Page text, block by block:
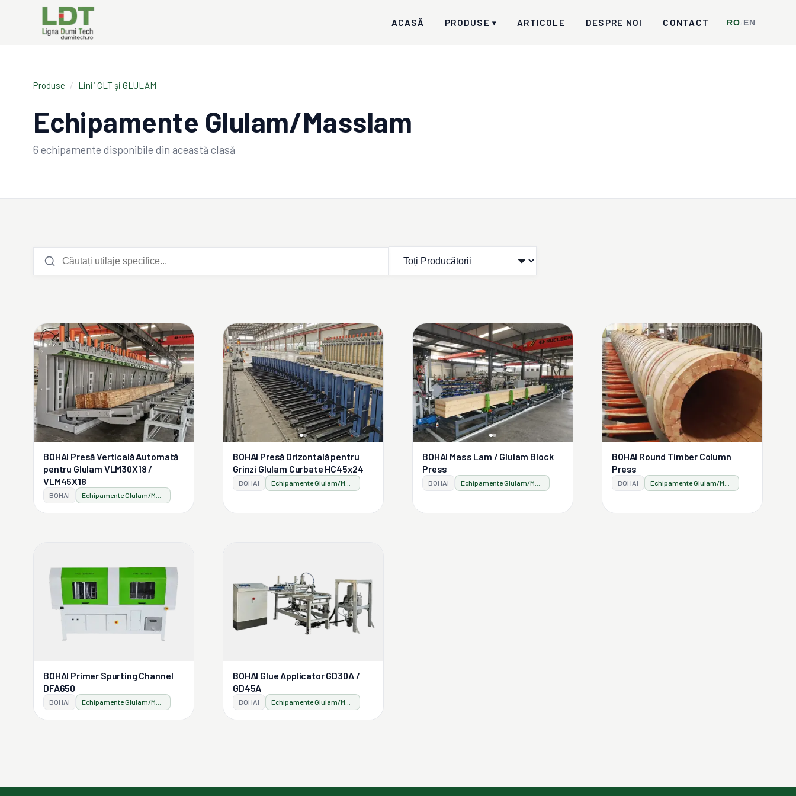
ACASĂ PRODUSE ▾ ARTICOLE DESPRE NOI CONTACT RO EN
Produse / Linii CLT și GLULAM
Echipamente Glulam/Masslam
6 echipamente disponibile din această clasă
BOHAI Presă Verticală Automată
pentru Glulam VLM30X18 /
VLM45X18
BOHAI
BOHAI Presă Orizontală pentru
Grinzi Glulam Curbate HC45x24
BOHAI
BOHAI Mass Lam / Glulam Block
Press
BOHAI
BOHAI Round Timber Column
Press
BOHAI
BOHAI Primer Spurting Channel
DFA650
BOHAI
BOHAI Glue Applicator GD30A /
GD45A
BOHAI